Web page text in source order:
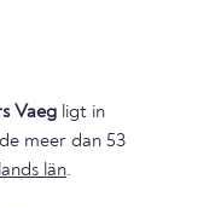
Vaeg ligt in
meer dan 53
län.